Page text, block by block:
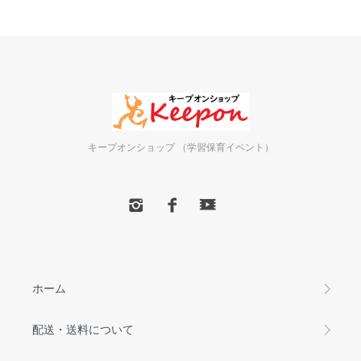
キープオンショップ （学習保育イベント）
ホーム
配送・送料について